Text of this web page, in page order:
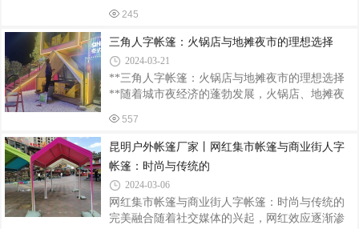
随后，设计师将结合现场环境、建筑风格等因
效遮挡阳光，还能根据个人需求进行个性化设
计，为户外空间增添一份独特魅力。本文将为您
介绍伸缩遮阳篷的定制安装流程，帮助您打造专
属的遮阳方案。一、需求分析在进行伸缩遮阳篷
的定制安装前，首先需要进行需求分析。考虑户
外空间的用途、尺寸、朝向等因素，确定所需的
遮阳篷尺寸、颜色、材质等。同时，了解遮阳篷
产品能够满足实际需求。二、选择遮阳篷品牌
245
三角人字帐篷：火锅店与地摊夜市的理想选择
2024-03-21
**三角人字帐篷：火锅店与地摊夜市的理想选择
**随着城市夜经济的蓬勃发展，火锅店、地摊夜
去处。而在这些场所中，一个既实用又美观的帐
篷不仅能提供舒适的用餐环境，还能成为吸引顾
客的一大亮点。今天，我们就来谈谈三角人字帐
篷在这些场所中的独特应用。三角人字帐篷，顾
名思义，是一种采用三角形人字结构设计的帐
篷。这种帐篷结构稳固，抗风能力强，即使在恶
劣的天气条件下也能保持良好的稳定性。同时，
557
昆明户外帐篷厂家丨网红集市帐篷与商业街人字
帐篷：时尚与传统的
2024-03-06
网红集市帐篷与商业街人字帐篷：时尚与传统的
完美融合随着社交媒体的兴起，网红效应逐渐渗